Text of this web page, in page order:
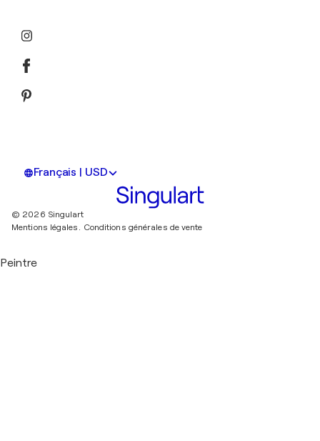
Français | USD
© 2026 Singulart
Mentions légales. Conditions générales de vente
Peintre